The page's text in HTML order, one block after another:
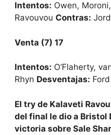
Intentos: Owen, Moroni,
Ravouvou Contras:
Venta (7) 17
Intentos: O’Flaherty,
Rhyn Desventajas:
El try de Kalaveti
del final le dio a Bristol
victoria sobre Sale